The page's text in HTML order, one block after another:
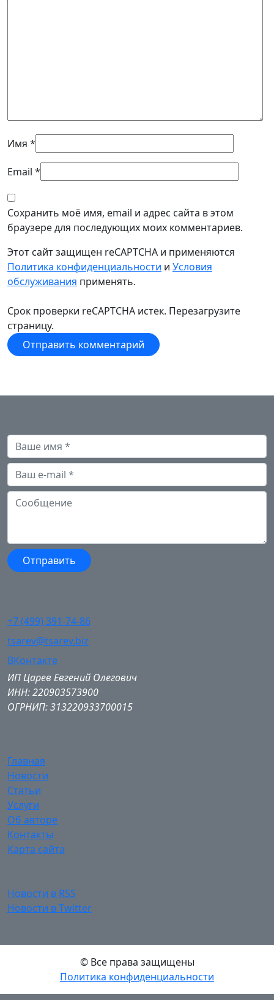
Имя *
Email *
Сохранить моё имя, email и адрес сайта в этом
браузере для последующих моих комментариев.
Этот сайт защищен reCAPTCHA и применяются
Политика конфиденциальности и Условия
обслуживания применять.
Срок проверки reCAPTCHA истек. Перезагрузите
страницу.
+7 (499) 391-74-86
tsarev@tsarev.biz
ВКонтакте
ИП Царев Евгений Олегович
ИНН: 220903573900
ОГРНИП: 313220933700015
Главная
Новости
Статьи
Услуги
Об авторе
Контакты
Карта сайта
Новости в RSS
Новости в Twitter
© Все права защищены
Политика конфиденциальности